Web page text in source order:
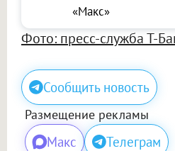
«Макс»
Фото: пресс-служба Т-
Сообщить новость
Размещение рекламы
Макс Телеграм